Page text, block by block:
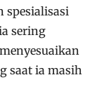
spesialisasi
sering
saat ia masih